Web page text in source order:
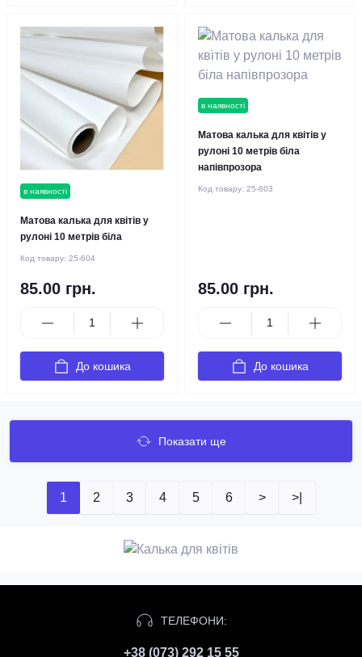
в наявності
Матова калька для квітів у
рулоні 10 метрів біла
Код товару: 25-604
85.00 грн.
До кошика
в наявності
Матова калька для квітів у
рулоні 10 метрів біла
напівпрозора
Код товару: 25-603
85.00 грн.
До кошика
Показати ще
1 2 3 4 5 6 > >|
ТЕЛЕФОНИ:
+38 (073) 292 15 55